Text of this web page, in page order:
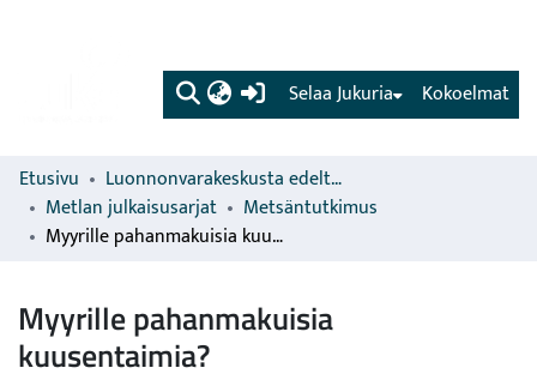
(current) Kokoelmat
Selaa Jukuria
Etusivu
Luonnonvarakeskusta edeltävien organisaatioiden sarjat
Metlan julkaisusarjat
Metsäntutkimus
Myyrille pahanmakuisia kuusentaimia?
Myyrille pahanmakuisia
kuusentaimia?